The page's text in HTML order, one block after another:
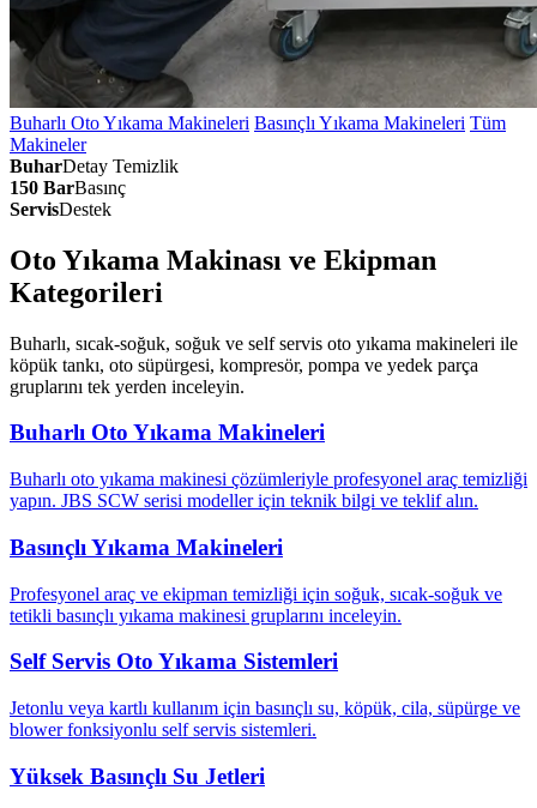
Buharlı Oto Yıkama Makineleri Basınçlı Yıkama Makineleri Tüm
Makineler
BuharDetay Temizlik
150 BarBasınç
ServisDestek
Oto Yıkama Makinası ve Ekipman
Kategorileri
Buharlı, sıcak-soğuk, soğuk ve self servis oto yıkama makineleri ile
köpük tankı, oto süpürgesi, kompresör, pompa ve yedek parça
gruplarını tek yerden inceleyin.
Buharlı Oto Yıkama Makineleri
Buharlı oto yıkama makinesi çözümleriyle profesyonel araç temizliği
yapın. JBS SCW serisi modeller için teknik bilgi ve teklif alın.
Basınçlı Yıkama Makineleri
Profesyonel araç ve ekipman temizliği için soğuk, sıcak-soğuk ve
tetikli basınçlı yıkama makinesi gruplarını inceleyin.
Self Servis Oto Yıkama Sistemleri
Jetonlu veya kartlı kullanım için basınçlı su, köpük, cila, süpürge ve
blower fonksiyonlu self servis sistemleri.
Yüksek Basınçlı Su Jetleri